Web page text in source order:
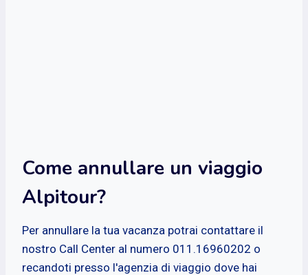
Come annullare un viaggio
Alpitour?
Per annullare la tua vacanza potrai contattare il
nostro Call Center al numero 011.16960202 o
recandoti presso l'agenzia di viaggio dove hai